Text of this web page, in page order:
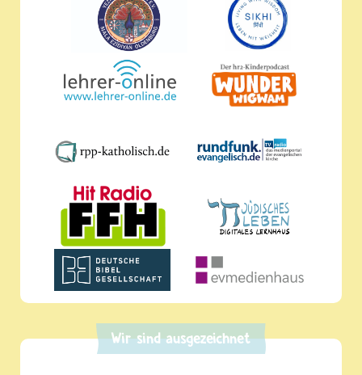
Wir sind ausgezeichnet